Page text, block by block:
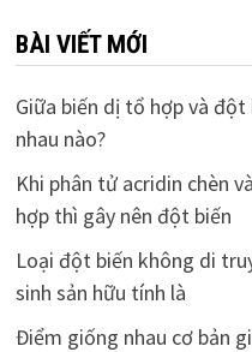
BÀI VIẾT MỚI
Giữa biến dị tổ hợp và
nhau nào?
Khi phân tử acridin chèn
hợp thì gây nên đột biến
Loại đột biến không di
sinh sản hữu tính là
Điểm giống nhau cơ bản